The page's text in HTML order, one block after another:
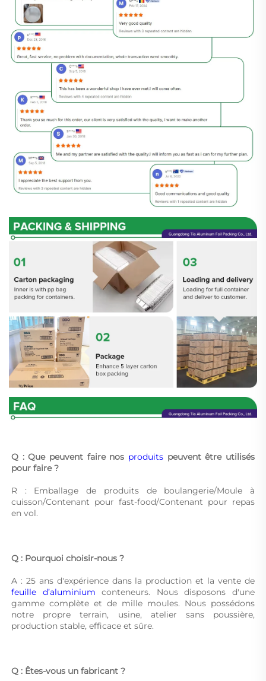
Q : Que peuvent faire nos produits peuvent être utilisés
pour faire ?
R : Emballage de produits de boulangerie/Moule à
cuisson/Contenant pour fast-food/Contenant pour repas
en vol.
Q : Pourquoi choisir-nous ?
feuille d’aluminium conteneurs. Nous disposons d'une
gamme complète et de mille moules. Nous possédons
notre propre terrain, usine, atelier sans poussière,
production stable, efficace et sûre.
Q : Êtes-vous un fabricant ?